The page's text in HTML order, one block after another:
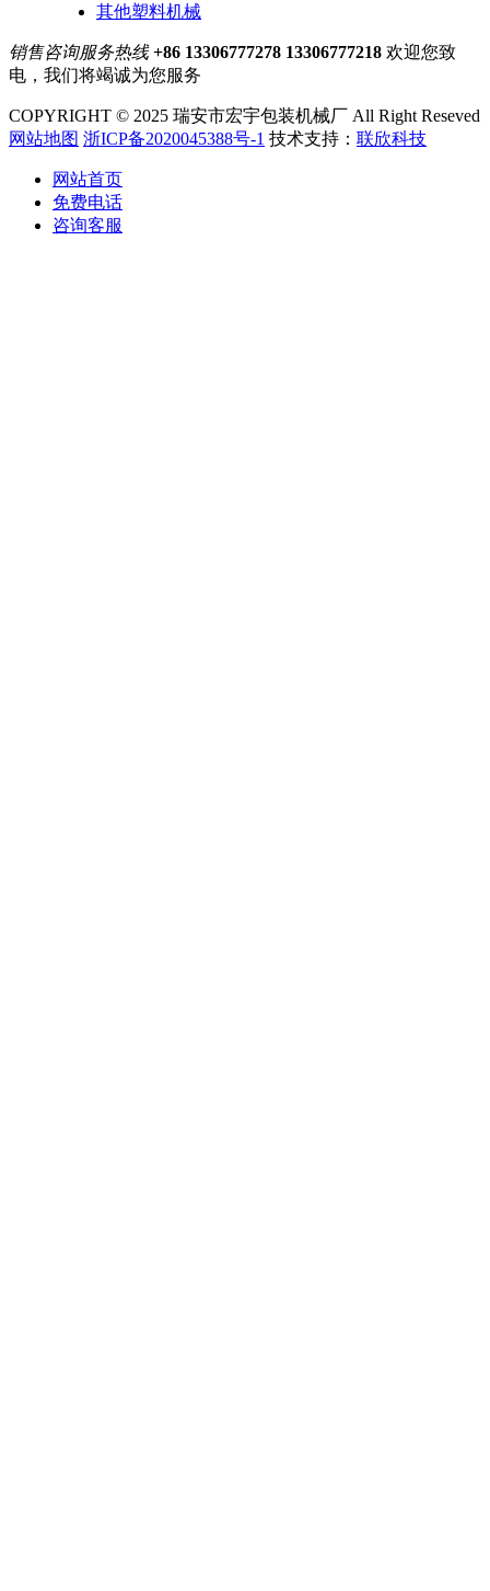
其他塑料机械
销售咨询服务热线 +86 13306777278 13306777218 欢迎您致
电，我们将竭诚为您服务
COPYRIGHT © 2025 瑞安市宏宇包装机械厂 All Right Reseved
网站地图 浙ICP备2020045388号-1 技术支持： 联欣科技
网站首页
免费电话
咨询客服